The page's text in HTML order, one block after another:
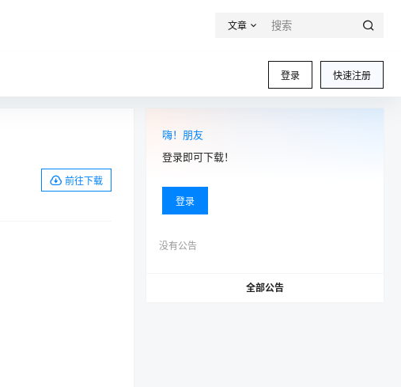
文章
登录 快速注册
前往下载
嗨！朋友
登录即可下载！
登录
没有公告
全部公告